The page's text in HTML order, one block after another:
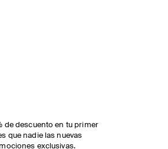
de descuento en tu primer
que nadie las nuevas
exclusivas.